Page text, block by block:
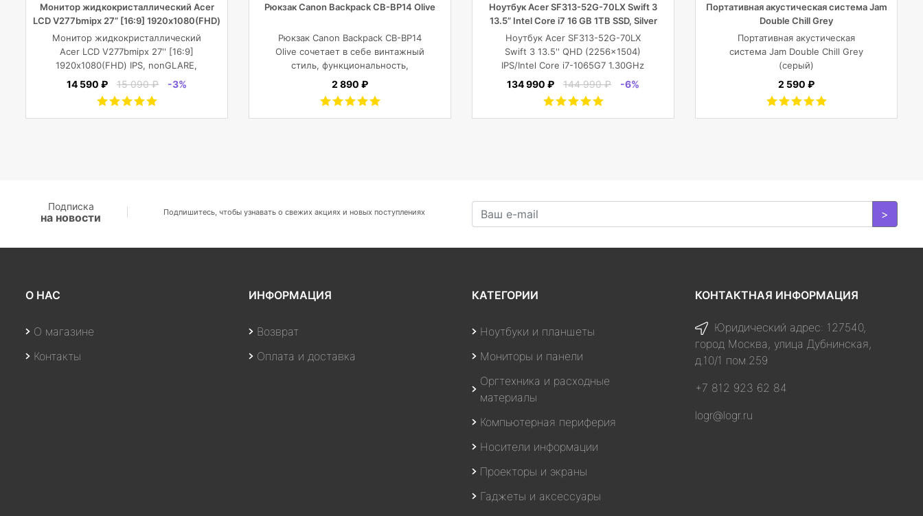
Монитор жидкокристаллический Acer
LCD V277bmipx 27” [16:9] 1920х1080(FHD)
IPS
Монитор жидкокристаллический
Acer LCD V277bmipx 27'' [16:9]
1920х1080(FHD) IPS, nonGLARE,
250cd/m2, H178°/V178°, 3000:1,
DP, Tilt, Speakers, 3Y, Black
14 590 ₽ 15 090 ₽ -3%
Рюкзак Canon Backpack CB-BP14 Olive
Рюкзак Canon Backpack CB-BP14
Olive сочетает в себе винтажный
стиль, функциональность,
современный комфорт, и защиту
планшета, ноутбука или DJI
Mavic и пр.
2 890 ₽
Ноутбук Acer SF313-52G-70LX Swift 3
13.5” Intel Core i7 16 GB 1TB SSD, Silver
Ноутбук Acer SF313-52G-70LX
Swift 3 13.5'' QHD (2256x1504)
IPS/Intel Core i7-1065G7 1.30GHz
Quad/16 GB+1TB SSD/GF MX350 2
MP/Fingerprint/4cell/1,19
кг/W10Pro/3Y/SILVER
134 990 ₽ 144 990 ₽ -6%
Портативная акустическая система Jam
Double Chill Grey
Портативная акустическая
система Jam Double Chill Grey
(серый)
2 590 ₽
Подписка
на новости Подпишитесь, чтобы узнавать о свежих акциях и новых поступлениях >
О НАС
О магазине
Контакты
ИНФОРМАЦИЯ
Возврат
Оплата и доставка
КАТЕГОРИИ
Ноутбуки и планшеты
Мониторы и панели
Оргтехника и расходные
материалы
Компьютерная периферия
Носители информации
Проекторы и экраны
Гаджеты и аксессуары
КОНТАКТНАЯ ИНФОРМАЦИЯ
Юридический адрес: 127540,
город Москва, улица Дубнинская,
д.10/1 пом.259
+7 812 923 62 84
logr@logr.ru